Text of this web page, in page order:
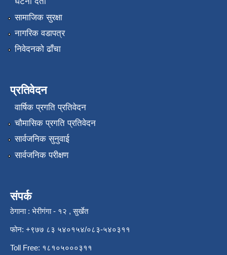
सामाजिक सुरक्षा
नागरिक वडापत्र
निवेदनको ढाँचा
प्रतिवेदन
वार्षिक प्रगति प्रतिवेदन
चौमासिक प्रगति प्रतिवेदन
सार्वजनिक सुनुवाई
सार्वजनिक परीक्षण
संपर्क
ठेगाना : भेरीगंगा - १२ , सुर्खेत
फोन: +९७७ ८३ ५४०१५४/०८३-५४०३११
Toll Free: १८१०५०००३११